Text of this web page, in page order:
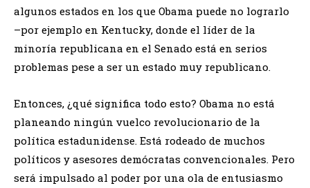
algunos estados en los que Obama puede no lograrlo
–por ejemplo en Kentucky, donde el líder de la
minoría republicana en el Senado está en serios
problemas pese a ser un estado muy republicano.
Entonces, ¿qué significa todo esto? Obama no está
planeando ningún vuelco revolucionario de la
política estadunidense. Está rodeado de muchos
políticos y asesores demócratas convencionales. Pero
será impulsado al poder por una ola de entusiasmo